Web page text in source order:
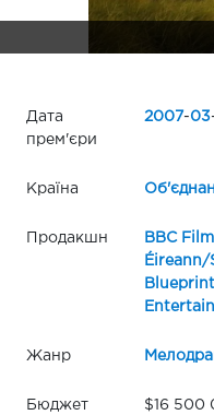
Дата
прем'єри
2007-03
Країна
Продакшн BBC Film,
Éireann/
Entertain
Жанр
Бюджет $16 500